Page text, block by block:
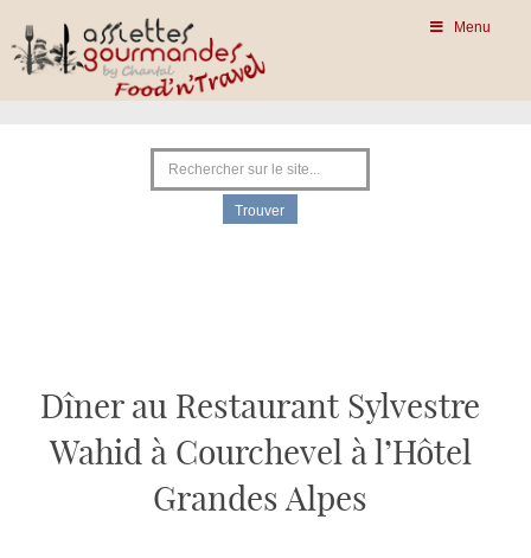
Menu
Dîner au Restaurant Sylvestre
Wahid à Courchevel à l’Hôtel
Grandes Alpes